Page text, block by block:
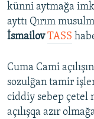
künni aytmağa
ayttı Qırım
İsmailov TASS
Cuma Cami
sozulğan tamir
ciddiy sebep
açılışqa azır